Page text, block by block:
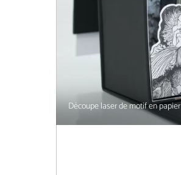
Découpe laser de motif en papier